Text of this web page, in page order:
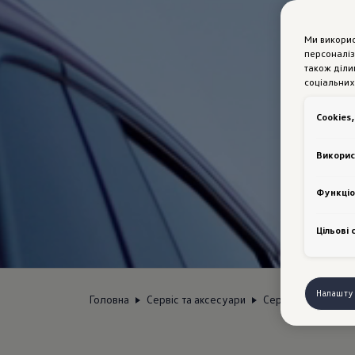
Головна Сервіс та аксесуари Сервіс
Ми
також
Цільові